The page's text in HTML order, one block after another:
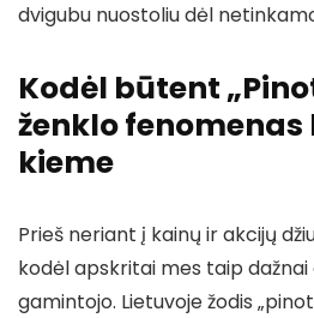
dvigubu nuostoliu dėl
Kodėl būtent
ženklo
kieme
Prieš neriant į kainų ir akcijų
kodėl apskritai mes taip
gamintojo. Lietuvoje žodis